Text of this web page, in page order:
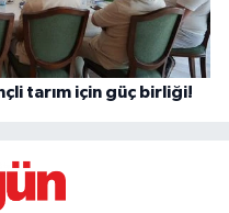
tarım için güç birliği!